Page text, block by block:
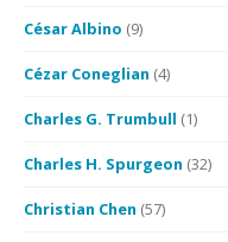
César Albino (9)
Cézar Coneglian (4)
Charles G. Trumbull (1)
Charles H. Spurgeon (32)
Christian Chen (57)